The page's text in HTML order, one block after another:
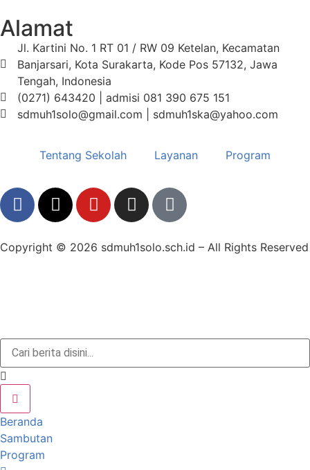
Alamat
Jl. Kartini No. 1 RT 01 / RW 09 Ketelan, Kecamatan
Banjarsari, Kota Surakarta, Kode Pos 57132, Jawa
Tengah, Indonesia
(0271) 643420 | admisi 081 390 675 151
sdmuh1solo@gmail.com | sdmuh1ska@yahoo.com
Tentang Sekolah Layanan Program
Copyright © 2026 sdmuh1solo.sch.id – All Rights Reserved
Beranda
Sambutan
Program